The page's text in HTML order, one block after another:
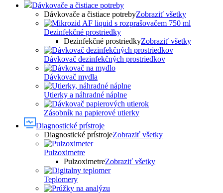
Dávkovače a čistiace potreby
Dávkovače a čistiace potrebyZobraziť všetky
Dezinfekčné prostriedky
Dezinfekčné prostriedkyZobraziť všetky
Dávkovač dezinfekčných prostriedkov
Dávkovač mydla
Utierky a náhradné náplne
Zásobník na papierové utierky
Diagnostické prístroje
Diagnostické prístrojeZobraziť všetky
Pulzoximetre
PulzoximetreZobraziť všetky
Teplomery